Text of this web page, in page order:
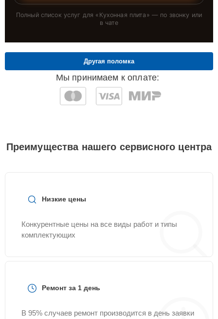
Полный список услуг для « Кухонная плита » — по звонку или
в чате
Мы принимаем к оплате:
Другая поломка
Преимущества нашего сервисного центра
Низкие цены
Конкурентные цены на все виды работ и типы
комплектующих
Ремонт за 1 день
В 95% случаев ремонт производится в день заявки